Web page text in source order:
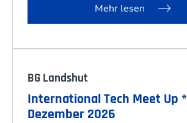
Mehr lesen
BG Landshut
International Tech Meet Up *
Dezember 2026